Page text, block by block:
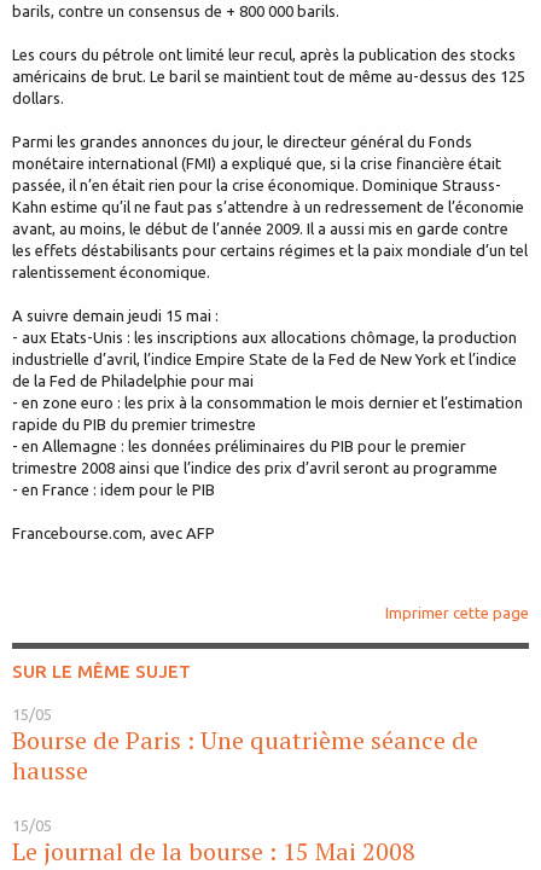
barils, contre un consensus de + 800 000 barils.
Les cours du pétrole ont limité leur recul, après la publication des stocks
américains de brut. Le baril se maintient tout de même au-dessus des 125
dollars.
Parmi les grandes annonces du jour, le directeur général du Fonds
monétaire international (FMI) a expliqué que, si la crise financière était
passée, il n’en était rien pour la crise économique. Dominique Strauss-
Kahn estime qu’il ne faut pas s’attendre à un redressement de l’économie
avant, au moins, le début de l’année 2009. Il a aussi mis en garde contre
les effets déstabilisants pour certains régimes et la paix mondiale d’un tel
ralentissement économique.
A suivre demain jeudi 15 mai :
- aux Etats-Unis : les inscriptions aux allocations chômage, la production
industrielle d’avril, l’indice Empire State de la Fed de New York et l’indice
de la Fed de Philadelphie pour mai
- en zone euro : les prix à la consommation le mois dernier et l’estimation
rapide du PIB du premier trimestre
- en Allemagne : les données préliminaires du PIB pour le premier
trimestre 2008 ainsi que l’indice des prix d’avril seront au programme
- en France : idem pour le PIB
Francebourse.com, avec AFP
Imprimer cette page
SUR LE MÊME SUJET
15/05
Bourse de Paris : Une quatrième séance de
hausse
15/05
Le journal de la bourse : 15 Mai 2008